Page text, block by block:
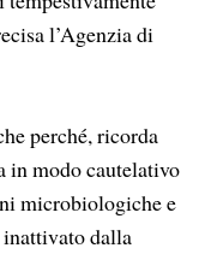
l’Agenzia di
perché, ricorda
in modo cautelativo
microbiologiche e
dalla